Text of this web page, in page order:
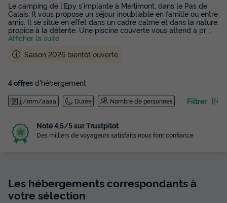
Le camping de l'Epy s'implante à Merlimont, dans le Pas de
Calais. Il vous propose un séjour inoubliable en famille ou entre
amis. Il se situe en effet dans un cadre calme et dans la nature,
propice à la détente. Une piscine couverte vous attend à pr
Afficher la suite
Saison 2026 bientôt ouverte
4 offres d'hébergement
jj/mm/aaaa Durée Nombre de personnes Filtrer
Noté 4,5/5 sur Trustpilot
Des milliers de voyageurs satisfaits nous font confiance
Les hébergements correspondants à
votre sélection